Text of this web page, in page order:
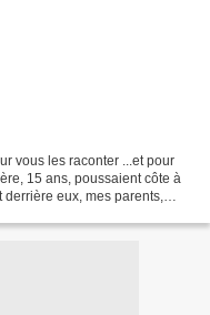
vous les raconter ...et pour
15 ans, poussaient côte à
eux, mes parents,